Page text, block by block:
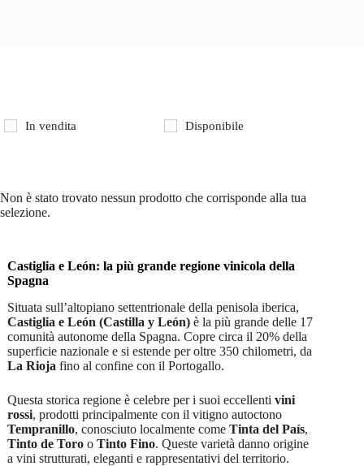
Non è stato trovato nessun prodotto che corrisponde alla tua
selezione.
Castiglia e León: la più grande regione vinicola della
Spagna
Situata sull’altopiano settentrionale della penisola iberica,
Castiglia e León (Castilla y León)è la più grande delle 17
comunità autonome della Spagna. Copre circa il 20% della
superficie nazionale e si estende per oltre 350 chilometri, da
La Rioja fino al confine con il Portogallo.
Questa storica regione è celebre per i suoi eccellenti vini
rossi, prodotti principalmente con il vitigno autoctono
Tempranillo, conosciuto localmente come Tinta del País,
Tinto de Toroo Tinto Fino. Queste varietà danno origine
a vini strutturati, eleganti e rappresentativi del territorio.
In vendita Disponibile